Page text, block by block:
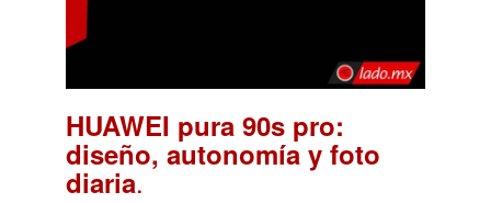
HUAWEI pura 90s pro:
diseño, autonomía y foto
diaria.